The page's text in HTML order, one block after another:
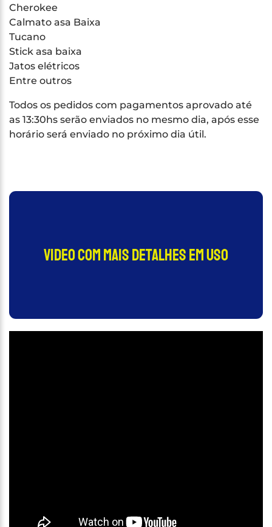
Cherokee
Calmato asa Baixa
Tucano
Stick asa baixa
Jatos elétricos
Entre outros
Todos os pedidos com pagamentos aprovado até
as 13:30hs serão enviados no mesmo dia, após esse
horário será enviado no próximo dia útil.
video com mais detalhes em uso